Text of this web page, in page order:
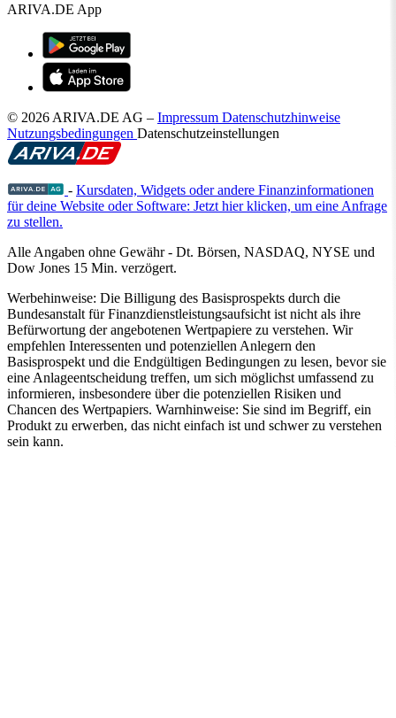
ARIVA.DE App
© 2026 ARIVA.DE AG – Impressum Datenschutzhinweise
Nutzungsbedingungen Datenschutzeinstellungen
- Kursdaten, Widgets oder andere Finanzinformationen
für deine Website oder Software: Jetzt hier klicken, um eine Anfrage
zu stellen.
Alle Angaben ohne Gewähr - Dt. Börsen, NASDAQ, NYSE und
Dow Jones 15 Min. verzögert.
Werbehinweise: Die Billigung des Basisprospekts durch die
Bundesanstalt für Finanzdienstleistungsaufsicht ist nicht als ihre
Befürwortung der angebotenen Wertpapiere zu verstehen. Wir
empfehlen Interessenten und potenziellen Anlegern den
Basisprospekt und die Endgültigen Bedingungen zu lesen, bevor sie
eine Anlageentscheidung treffen, um sich möglichst umfassend zu
informieren, insbesondere über die potenziellen Risiken und
Chancen des Wertpapiers. Warnhinweise: Sie sind im Begriff, ein
Produkt zu erwerben, das nicht einfach ist und schwer zu verstehen
sein kann.